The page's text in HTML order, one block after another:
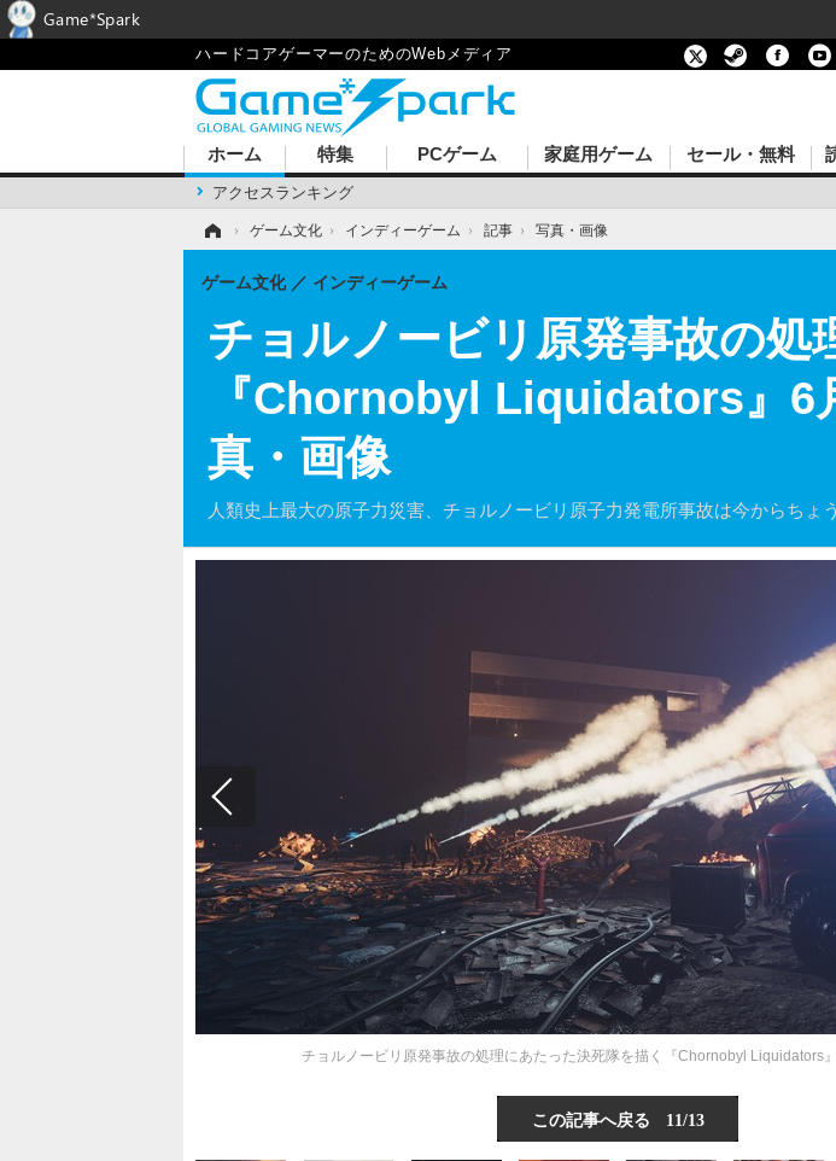
ハードコアゲーマーのためのWebメディア
ホーム
アクセスランキング
特集 PCゲーム 家庭用ゲーム セール・無料
› ゲーム文化 › インディーゲーム › 記事 › 写真・画像
チョルノービリ原発事故の処
『Chornobyl Liquidators』6
真・画像
人類史上最大の原子力災害、チョルノービリ原子力発電所事故は今からちょ
ゲーム文化 インディーゲーム
チョルノービリ原発事故の処理にあたった決死隊を描く『Chornobyl Liquidators
この記事へ戻る 11/13
Game*Spark